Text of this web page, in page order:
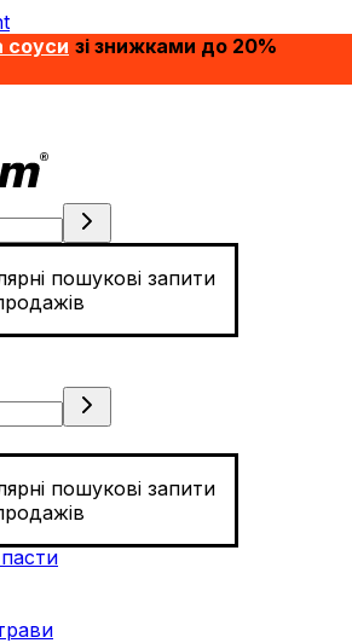
соуси зі знижками до 20%
пошукові запити
пошукові запити